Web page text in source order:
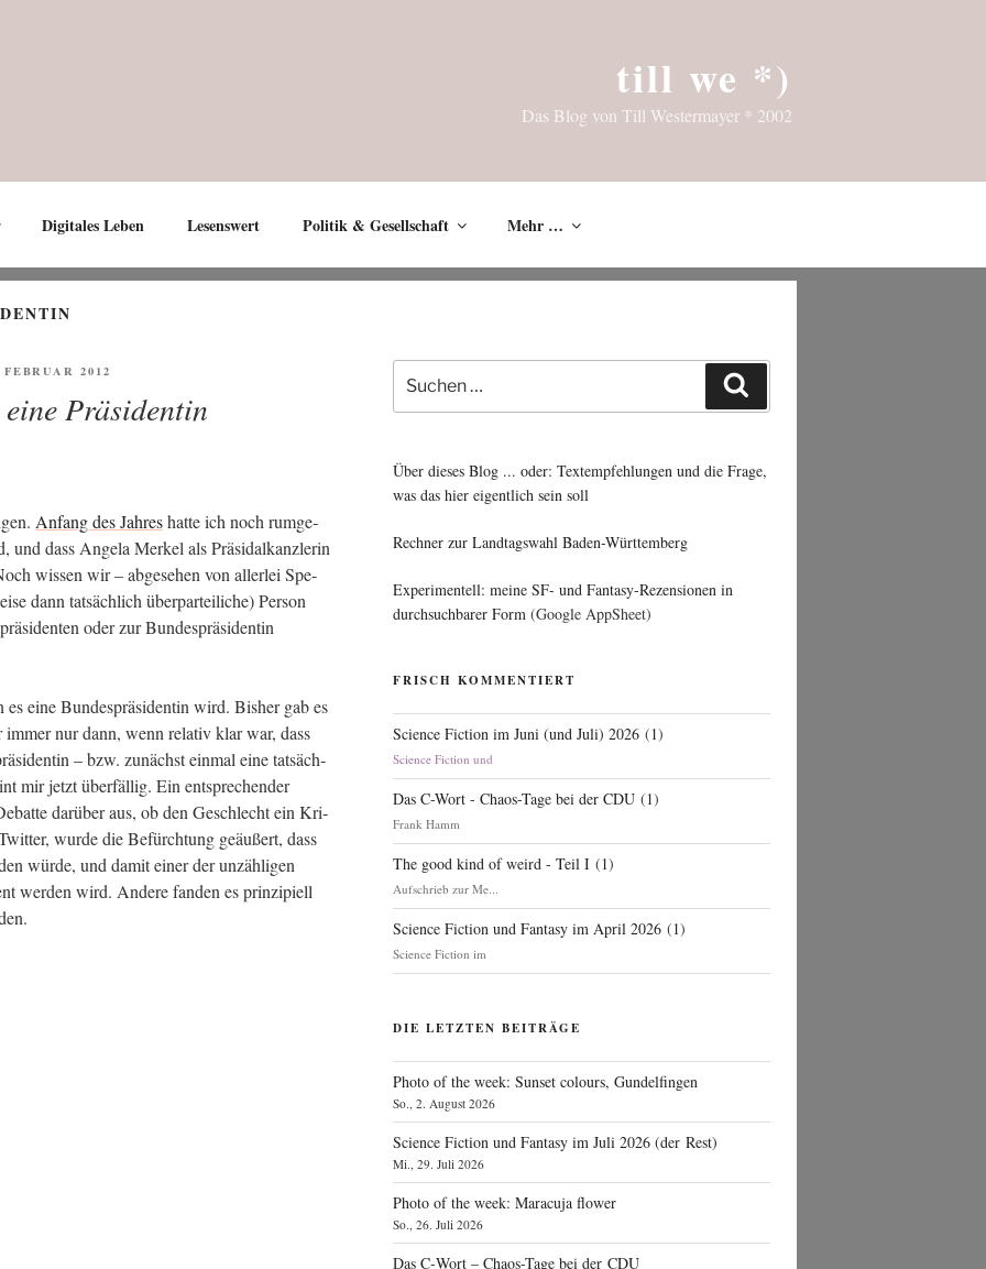
till we *)
Das Blog von Till Westermayer * 2002
Digitales Leben Lesenswert Politik & Gesellschaft Mehr …
2012
Präsidentin
Anfang des Jah­reshat­te ich noch rum­ge­
und dass Ange­la Mer­kel als Prä­si­dal­kanz­le­rin
wis­sen wir – abge­se­hen von aller­lei Spe­
dann tat­säch­lich über­par­tei­li­che) Per­son
oder zur Bun­des­prä­si­den­tin
eine Bun­des­prä­si­den­tin wird. Bis­her gab es
nur dann, wenn rela­tiv klar war, dass
– bzw. zunächst ein­mal eine tat­säch­
mir jetzt über­fäl­lig. Ein ent­spre­chen­der
dar­über aus, ob den Geschlecht ein Kri­
wur­de die Befürch­tung geäu­ßert, dass
wür­de, und damit einer der unzäh­li­gen
wer­den wird. Ande­re fan­den es prin­zi­pi­ell
Suche
nach:
Über dieses Blog ... oder: Textempfehlungen und die Frage,
was das hier eigentlich sein soll
Rechner zur Landtagswahl Baden-Württemberg
Experimentell: meine SF- und Fantasy-Rezensionen in
durchsuchbarer Form (Google AppSheet)
FRISCH KOMMENTIERT
Science Fiction im Juni (und Juli) 2026 (1)
Science Fiction und
Das C-Wort - Chaos-Tage bei der CDU (1)
Frank Hamm
The good kind of weird - Teil I (1)
Aufschrieb zur Me...
Science Fiction und Fantasy im April 2026 (1)
Science Fiction im
DIE LETZTEN BEITRÄGE
Photo of the week: Sunset colours, Gundelfingen
So., 2. August 2026
Science Fiction und Fantasy im Juli 2026 (der Rest)
Mi., 29. Juli 2026
Photo of the week: Maracuja flower
So., 26. Juli 2026
Das C‑Wort – Chaos-Tage bei der CDU